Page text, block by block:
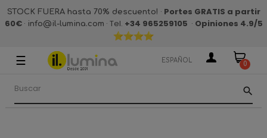
STOCK FUERA hasta 70% descuento! · Portes GRATIS a partir
60€· info@il-lumina.com · Tel. +34 965259105 · Opiniones 4.9/5
Navegación
palanca
☰ ESPAÑOL 0
search